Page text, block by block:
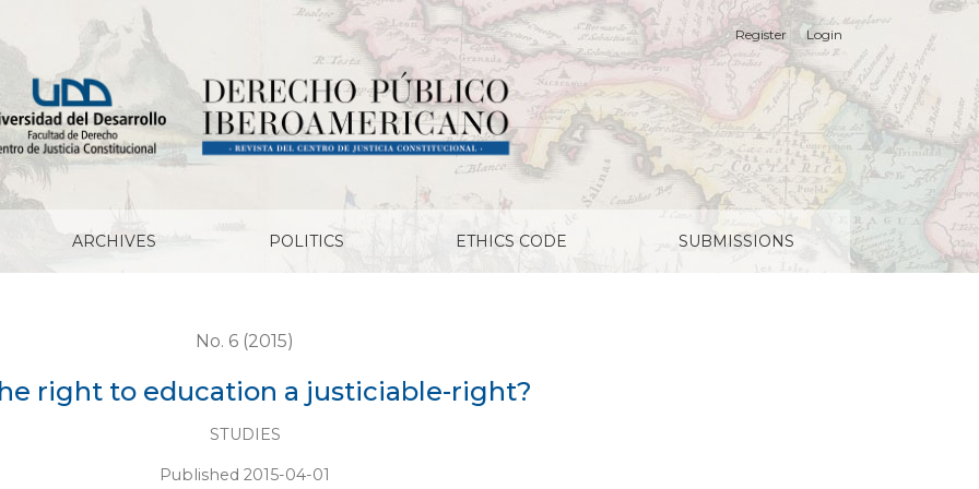
ARCHIVES POLITICS ETHICS CODE SUBMISSIONS
Register Login
No. 6 (2015)
right to education a justiciable-right?
STUDIES
Published 2015-04-01